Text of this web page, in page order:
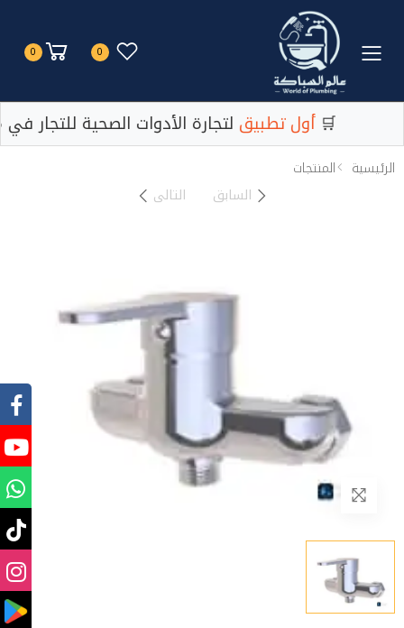
Toggle mobile menu
0
0
أول تطبيقلتجارة الأدوات الصحية للتجار لتجارة الأدوات الصحية للتجار في مصر 🛒
الرئيسية
المنتجات
السابق
التالى